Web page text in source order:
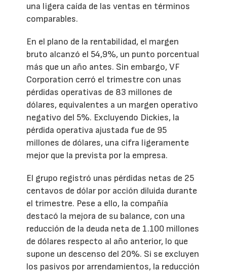
una ligera caída de las ventas en términos
comparables.
En el plano de la rentabilidad, el margen
bruto alcanzó el 54,9%, un punto porcentual
más que un año antes. Sin embargo, VF
Corporation cerró el trimestre con unas
pérdidas operativas de 83 millones de
dólares, equivalentes a un margen operativo
negativo del 5%. Excluyendo Dickies, la
pérdida operativa ajustada fue de 95
millones de dólares, una cifra ligeramente
mejor que la prevista por la empresa.
El grupo registró unas pérdidas netas de 25
centavos de dólar por acción diluida durante
el trimestre. Pese a ello, la compañía
destacó la mejora de su balance, con una
reducción de la deuda neta de 1.100 millones
de dólares respecto al año anterior, lo que
supone un descenso del 20%. Si se excluyen
los pasivos por arrendamientos, la reducción